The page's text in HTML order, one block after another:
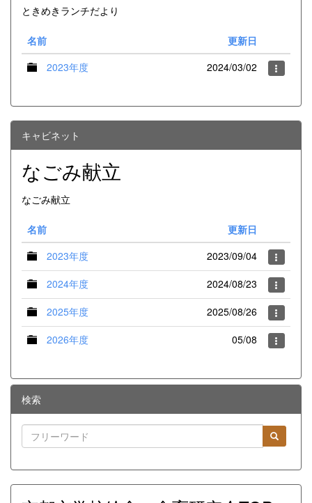
ときめきランチだより
名前
更新日
2023年度
2024/03/02
キャビネット
なごみ献立
なごみ献立
名前
更新日
2023年度
2023/09/04
2024年度
2024/08/23
2025年度
2025/08/26
2026年度
05/08
検索